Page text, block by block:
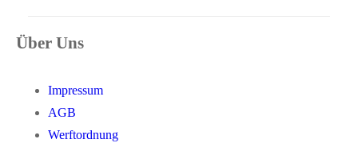
Über Uns
Impressum
AGB
Werftordnung